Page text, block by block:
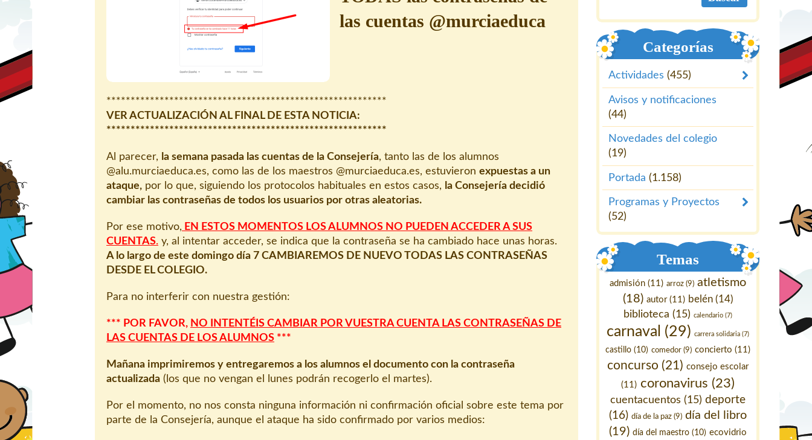
las cuentas @murciaeduca
**********************************************************
VER ACTUALIZACIÓN AL FINAL DE ESTA NOTICIA:
**********************************************************
Al parecer, la semana pasada las cuentas de la Consejería, tanto las de los alumnos
@alu.murciaeduca.es, como las de los maestros @murciaeduca.es, estuvieron expuestas a un
ataque, por lo que, siguiendo los protocolos habituales en estos casos, la Consejería decidió
cambiar las contraseñas de todos los usuarios por otras aleatorias.
Por ese motivo, EN ESTOS MOMENTOS LOS ALUMNOS NO PUEDEN ACCEDER A SUS
CUENTAS. y, al intentar acceder, se indica que la contraseña se ha cambiado hace unas horas.
A lo largo de este domingo día 7 CAMBIAREMOS DE NUEVO TODAS LAS CONTRASEÑAS
DESDE EL COLEGIO.
Para no interferir con nuestra gestión:
*** POR FAVOR, NO INTENTÉIS CAMBIAR POR VUESTRA CUENTA LAS CONTRASEÑAS DE
LAS CUENTAS DE LOS ALUMNOS ***
Mañana imprimiremos y entregaremos a los alumnos el documento con la contraseña
actualizada (los que no vengan el lunes podrán recogerlo el martes).
Por el momento, no nos consta ninguna información ni confirmación oficial sobre este tema por
parte de la Consejería, aunque el ataque ha sido confirmado por varios medios:
Categorías
Actividades (455)
Avisos y notificaciones
(44)
Novedades del colegio
(19)
Portada (1.158)
Programas y Proyectos
(52)
Temas
admisión (11) arroz (9) atletismo
(18) autor(11) belén(14)
biblioteca (15) calendario (7)
carnaval (29) carrera solidaria (7)
castillo (10) comedor (9) concierto (11)
concurso (21) consejo escolar
(11) coronavirus (23)
cuentacuentos (15) deporte
(16) día de la paz (9) día del libro
(19) día del maestro (10) ecovidrio